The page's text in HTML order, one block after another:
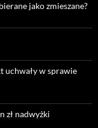
jako zmieszane?
uchwały w sprawie
zł nadwyżki